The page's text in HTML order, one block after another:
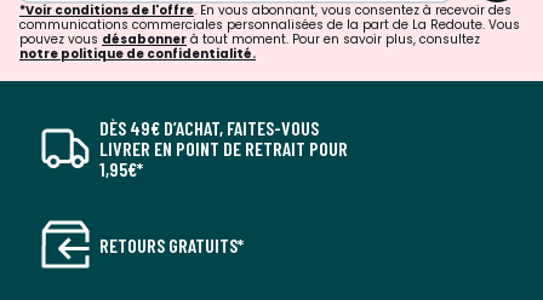
*Voir conditions de l'offre. En vous abonnant, vous consentez à recevoir des
communications commerciales personnalisées de la part de La Redoute. Vous
pouvez vous désabonner à tout moment. Pour en savoir plus, consultez
notre politique de confidentialité.
DÈS 49€ D’ACHAT, FAITES-VOUS
LIVRER EN POINT DE RETRAIT POUR
1,95€*
RETOURS GRATUITS*